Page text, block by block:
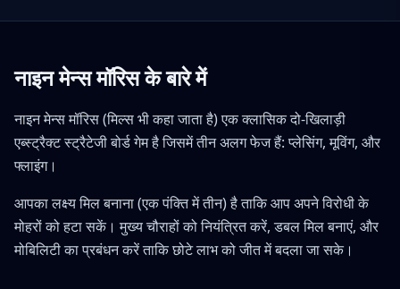
नाइन मेन्स मॉरिस के बारे में
नाइन मेन्स मॉरिस (मिल्स भी कहा जाता है) एक क्लासिक दो-खिलाड़ी
एब्स्ट्रैक्ट स्ट्रैटेजी बोर्ड गेम है जिसमें तीन अलग फेज हैं: प्लेसिंग, मूविंग, और
फ्लाइंग।
आपका लक्ष्य मिल बनाना (एक पंक्ति में तीन) है ताकि आप अपने विरोधी के
मोहरों को हटा सकें। मुख्य चौराहों को नियंत्रित करें, डबल मिल बनाएं, और
मोबिलिटी का प्रबंधन करें ताकि छोटे लाभ को जीत में बदला जा सके।